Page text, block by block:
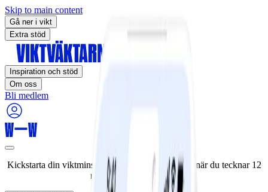
Skip to main content
Gå ner i vikt
Extra stöd
Inspiration och stöd
Om oss
Bli medlem
Kickstarta din viktminskningsresa nu! Spara 50% när du tecknar 12
månaders medlemskap.